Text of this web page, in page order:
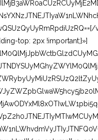
top: 2px !important;}»]